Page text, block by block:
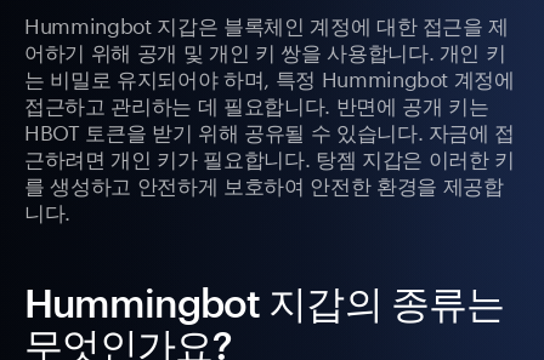
Hummingbot 지갑은 블록체인 계정에 대한 접근을 제
어하기 위해 공개 및 개인 키 쌍을 사용합니다. 개인 키
는 비밀로 유지되어야 하며, 특정 Hummingbot 계정에
접근하고 관리하는 데 필요합니다. 반면에 공개 키는
HBOT 토큰을 받기 위해 공유될 수 있습니다. 자금에 접
근하려면 개인 키가 필요합니다. 탕젬 지갑은 이러한 키
를 생성하고 안전하게 보호하여 안전한 환경을 제공합
니다.
Hummingbot 지갑의 종류는
무엇인가요?